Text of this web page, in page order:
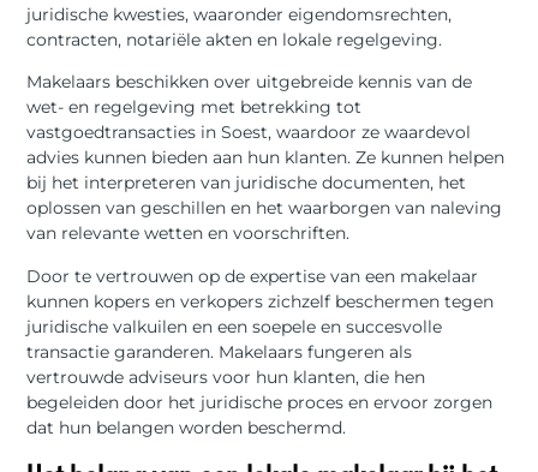
juridische kwesties, waaronder eigendomsrechten,
contracten, notariële akten en lokale regelgeving.
Makelaars beschikken over uitgebreide kennis van de
wet- en regelgeving met betrekking tot
vastgoedtransacties in Soest, waardoor ze waardevol
advies kunnen bieden aan hun klanten. Ze kunnen helpen
bij het interpreteren van juridische documenten, het
oplossen van geschillen en het waarborgen van naleving
van relevante wetten en voorschriften.
Door te vertrouwen op de expertise van een makelaar
kunnen kopers en verkopers zichzelf beschermen tegen
juridische valkuilen en een soepele en succesvolle
transactie garanderen. Makelaars fungeren als
vertrouwde adviseurs voor hun klanten, die hen
begeleiden door het juridische proces en ervoor zorgen
dat hun belangen worden beschermd.